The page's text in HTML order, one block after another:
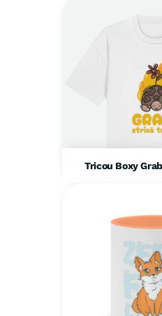
Tricou Boxy